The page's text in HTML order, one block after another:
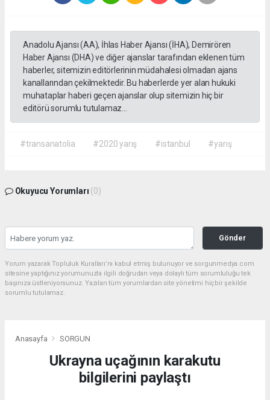
Anadolu Ajansı (AA), İhlas Haber Ajansı (İHA), Demirören
Haber Ajansı (DHA) ve diğer ajanslar tarafından eklenen tüm
haberler, sitemizin editörlerinin müdahalesi olmadan ajans
kanallarından çekilmektedir. Bu haberlerde yer alan hukuki
muhataplar haberi geçen ajanslar olup sitemizin hiç bir
editörü sorumlu tutulamaz...
#transanatolia #2020 yarış #istanbul #yarış
Okuyucu Yorumları (0)
Gönder
Yorum yazarak Topluluk Kuralları’nı kabul etmiş bulunuyor ve sorgunmedya.com
sitesine yaptığınız yorumunuzla ilgili doğrudan veya dolaylı tüm sorumluluğu tek
başınıza üstleniyorsunuz. Yazılan tüm yorumlardan site yönetimi hiçbir şekilde
sorumlu tutulamaz.
Anasayfa SORGUN
Ukrayna uçağının karakutu
bilgilerini paylaştı